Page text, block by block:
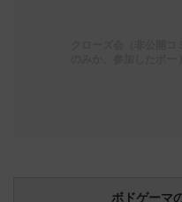
ボドゲーマ